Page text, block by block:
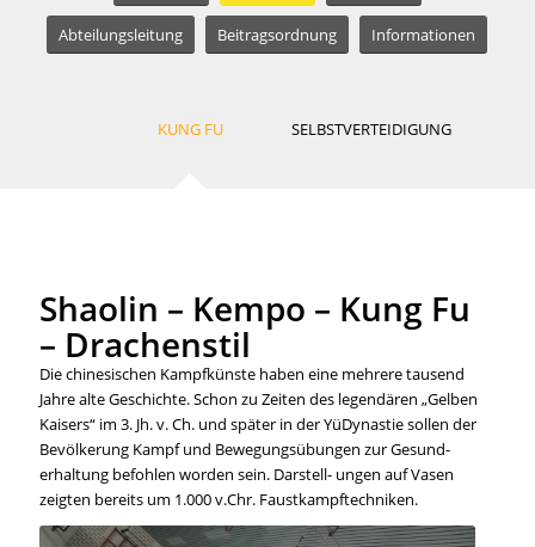
Abteilungsleitung Beitragsordnung Informationen
KUNG FU SELBSTVERTEIDIGUNG
Shaolin – Kempo – Kung Fu
– Drachenstil
Die chinesischen Kampfkünste haben eine mehrere tausend
Jahre alte Geschichte. Schon zu Zeiten des legendären „Gelben
Kaisers“ im 3. Jh. v. Ch. und später in der YüDynastie sollen der
Bevölkerung Kampf und Bewegungsübungen zur Gesund-
erhaltung befohlen worden sein. Darstell- ungen auf Vasen
zeigten bereits um 1.000 v.Chr. Faustkampftechniken.